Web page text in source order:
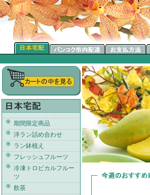
期間限定商品
洋ラン詰め合わせ
ラン鉢植え
フレッシュフルーツ
冷凍トロピカルフルー
ツ
飲茶